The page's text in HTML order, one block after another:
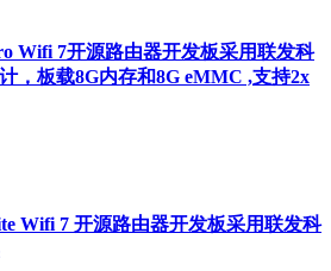
Wifi 7开源路由器开发板采用联发科
，板载8G内存和8G eMMC ,支持2x
Wifi 7 开源路由器开发板采用联发科